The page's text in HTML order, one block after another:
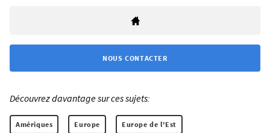
NOUS CONTACTER
Découvrez davantage sur ces sujets:
Amériques Europe Europe de l'Est